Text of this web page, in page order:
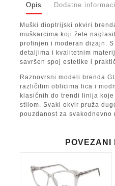
Opis Dodatne
Muški dioptrijski okviri
muškarcima koji žele
profinjen i moderan dizajn.
detaljima i kvalitetnim
savršen spoj estetike i
Raznovrsni modeli brenda
različitim oblicima lica i
klasičnih do trendi linija
stilom. Svaki okvir pruža
pouzdanost za svakodnevno
POVEZANI